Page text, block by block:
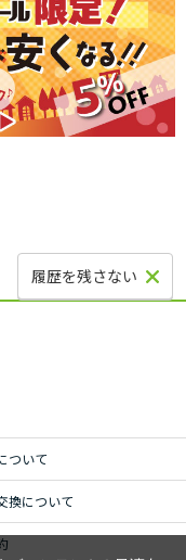
履歴を残さない
ついて
換について